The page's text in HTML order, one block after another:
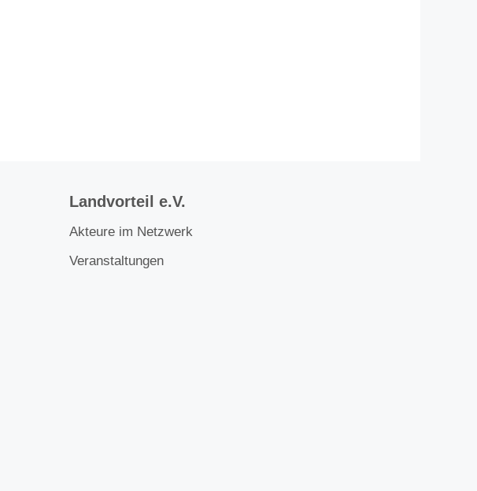
Landvorteil e.V.
Akteure im Netzwerk
Veranstaltungen